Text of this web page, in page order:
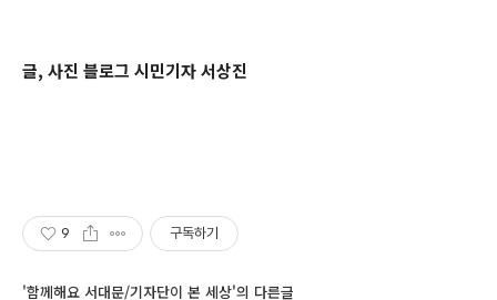
글, 사진 블로그 시민기자 서상진
9 구독하기
'함께해요 서대문/기자단이 본 세상'의 다른글